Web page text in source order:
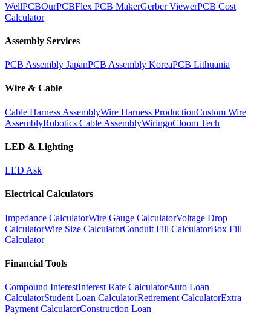
WellPCBOurPCBFlex PCB MakerGerber ViewerPCB Cost
Calculator
Assembly Services
PCB Assembly JapanPCB Assembly KoreaPCB Lithuania
Wire & Cable
Cable Harness AssemblyWire Harness ProductionCustom Wire
AssemblyRobotics Cable AssemblyWiringoCloom Tech
LED & Lighting
LED Ask
Electrical Calculators
Impedance CalculatorWire Gauge CalculatorVoltage Drop
CalculatorWire Size CalculatorConduit Fill CalculatorBox Fill
Calculator
Financial Tools
Compound InterestInterest Rate CalculatorAuto Loan
CalculatorStudent Loan CalculatorRetirement CalculatorExtra
Payment CalculatorConstruction Loan